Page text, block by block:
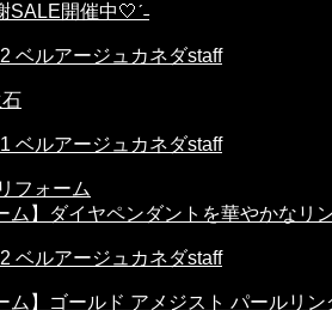
SALE開催中🤍ˊ˗
ベルアージュカネダstaff
ベルアージュカネダstaff
フォーム
ム】ダイヤペンダントを華やかなリ
ベルアージュカネダstaff
ム】ゴールド アメジスト パールリン